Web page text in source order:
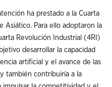
ha prestado a la Cuarta
Asiático. Para ello adoptaron la
Revolución Industrial (4RI)
desarrollar la capacidad
artificial y el avance de las
también contribuiría a la